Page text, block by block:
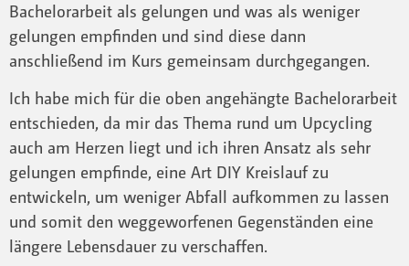
Bachelorarbeit als gelungen und was als weniger
gelungen empfinden und sind diese dann
anschließend im Kurs gemeinsam durchgegangen.
Ich habe mich für die oben angehängte Bachelorarbeit
entschieden, da mir das Thema rund um Upcycling
auch am Herzen liegt und ich ihren Ansatz als sehr
gelungen empfinde, eine Art DIY Kreislauf zu
entwickeln, um weniger Abfall aufkommen zu lassen
und somit den weggeworfenen Gegenständen eine
längere Lebensdauer zu verschaffen.